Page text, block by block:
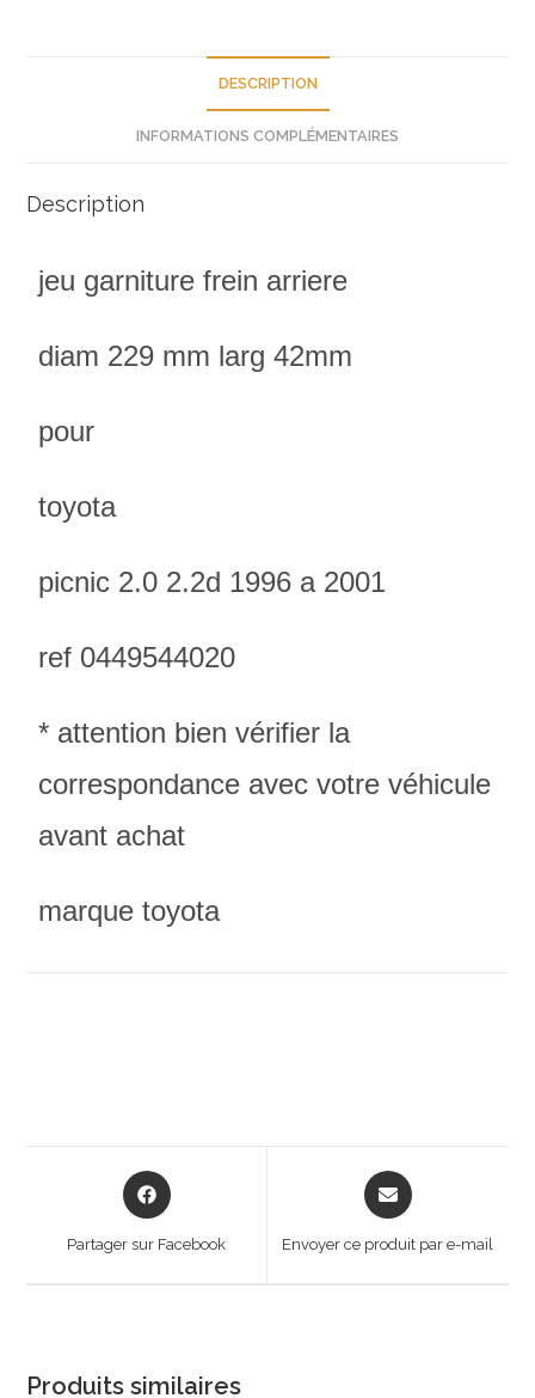
DESCRIPTION
INFORMATIONS COMPLÉMENTAIRES
Description
jeu garniture frein arriere
diam 229 mm larg 42mm
pour
toyota
picnic 2.0 2.2d 1996 a 2001
ref 0449544020
* attention bien vérifier la
correspondance avec votre véhicule
avant achat
marque toyota
Opens
in
Partager sur Facebook
Opens
in
new
Envoyer ce produit par e-mail
Produits similaires